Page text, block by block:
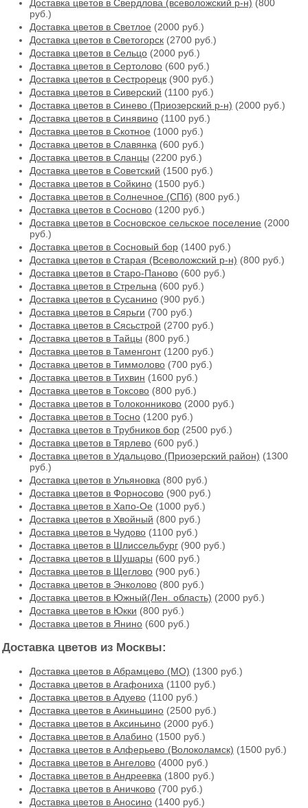
Доставка цветов в Свердлова (всеволожский р-н) (800
руб.)
Доставка цветов в Светлое (2000 руб.)
Доставка цветов в Светогорск (2700 руб.)
Доставка цветов в Сельцо (2000 руб.)
Доставка цветов в Сертолово (600 руб.)
Доставка цветов в Сестрорецк (900 руб.)
Доставка цветов в Сиверский (1100 руб.)
Доставка цветов в Синево (Приозерский р-н) (2000 руб.)
Доставка цветов в Синявино (1100 руб.)
Доставка цветов в Скотное (1000 руб.)
Доставка цветов в Славянка (600 руб.)
Доставка цветов в Сланцы (2200 руб.)
Доставка цветов в Советский (1500 руб.)
Доставка цветов в Сойкино (1500 руб.)
Доставка цветов в Солнечное (СПб) (800 руб.)
Доставка цветов в Сосново (1200 руб.)
Доставка цветов в Сосновское сельское поселение (2000
руб.)
Доставка цветов в Сосновый бор (1400 руб.)
Доставка цветов в Старая (Всеволожский р-н) (800 руб.)
Доставка цветов в Старо-Паново (600 руб.)
Доставка цветов в Стрельна (600 руб.)
Доставка цветов в Сусанино (900 руб.)
Доставка цветов в Сярьги (700 руб.)
Доставка цветов в Сясьстрой (2700 руб.)
Доставка цветов в Тайцы (800 руб.)
Доставка цветов в Таменгонт(1200 руб.)
Доставка цветов в Тиммолово (700 руб.)
Доставка цветов в Тихвин (1600 руб.)
Доставка цветов в Токсово (800 руб.)
Доставка цветов в Толоконниково (2000 руб.)
Доставка цветов в Тосно (1200 руб.)
Доставка цветов в Трубников бор (2500 руб.)
Доставка цветов в Тярлево (600 руб.)
Доставка цветов в Удальцово (Приозерский район) (1300
руб.)
Доставка цветов в Ульяновка (800 руб.)
Доставка цветов в Форносово (900 руб.)
Доставка цветов в Хапо-Ое (1000 руб.)
Доставка цветов в Хвойный (800 руб.)
Доставка цветов в Чудово (1100 руб.)
Доставка цветов в Шлиссельбург (900 руб.)
Доставка цветов в Шушары (600 руб.)
Доставка цветов в Щеглово (900 руб.)
Доставка цветов в Энколово (800 руб.)
Доставка цветов в Южный(Лен. область) (2000 руб.)
Доставка цветов в Юкки (800 руб.)
Доставка цветов в Янино (600 руб.)
Доставка цветов из Москвы:
Доставка цветов в Абрамцево (МО) (1300 руб.)
Доставка цветов в Агафониха (1100 руб.)
Доставка цветов в Адуево (1100 руб.)
Доставка цветов в Акиньшино (2500 руб.)
Доставка цветов в Аксиньино (2000 руб.)
Доставка цветов в Алабино (1500 руб.)
Доставка цветов в Алферьево (Волоколамск) (1500 руб.)
Доставка цветов в Ангелово (4000 руб.)
Доставка цветов в Андреевка (1800 руб.)
Доставка цветов в Аничково (700 руб.)
Доставка цветов в Аносино (1400 руб.)